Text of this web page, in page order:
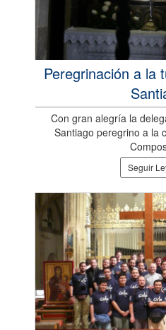
Peregrinación a la
Con gran alegría la
Santiago peregrino a la
Seguir